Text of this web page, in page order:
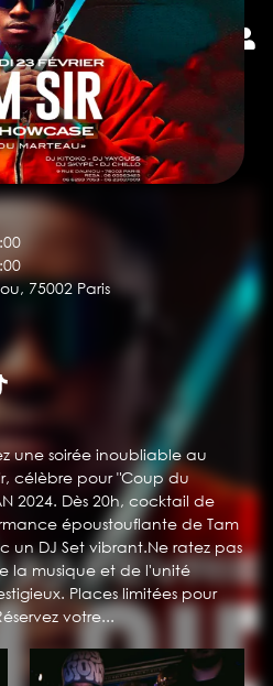
75002 Paris
une soirée inoubliable au
célèbre pour "Coup du
2024. Dès 20h, cocktail de
époustouflante de Tam
un DJ Set vibrant.Ne ratez pas
la musique et de l'unité
Places limitées pour
votre...